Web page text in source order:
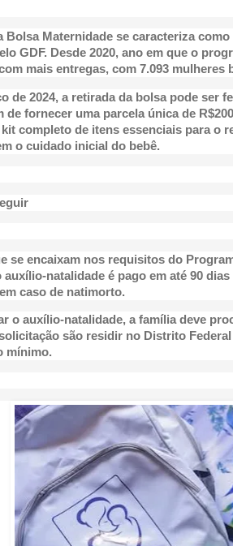
Bolsa Maternidade se caracteriza
GDF. Desde 2020, ano em que o
mais entregas, com 7.093 mulheres
de 2024, a retirada da bolsa pode ser
de fornecer uma parcela única de
completo de itens essenciais para o
o cuidado inicial do bebê.
se encaixam nos requisitos do
auxílio-natalidade é pago em até 90
caso de natimorto.
o auxílio-natalidade, a família deve
são residir no Distrito
mínimo.